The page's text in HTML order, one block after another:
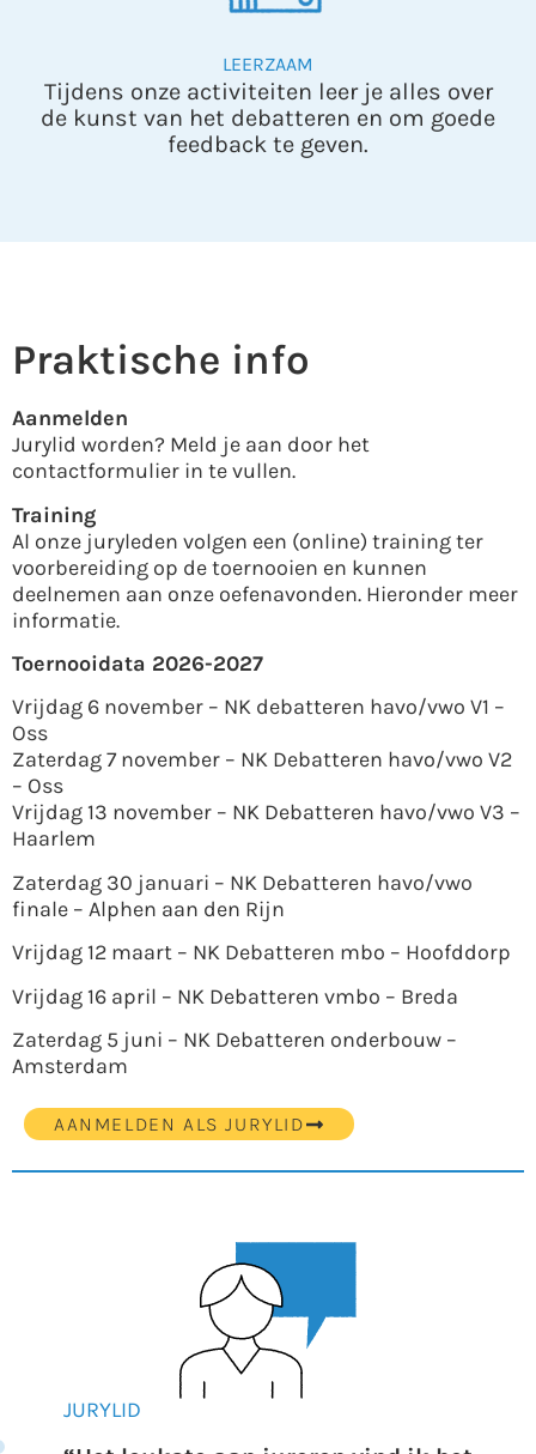
LEERZAAM
Tijdens onze activiteiten leer je alles over
de kunst van het debatteren en om goede
feedback te geven.
Praktische info
Aanmelden
Jurylid worden? Meld je aan door het
contactformulier in te vullen.
Training
Al onze juryleden volgen een (online) training ter
voorbereiding op de toernooien en kunnen
deelnemen aan onze oefenavonden. Hieronder meer
informatie.
Toernooidata 2026-2027
Vrijdag 6 november – NK debatteren havo/vwo V1 –
Oss
Zaterdag 7 november – NK Debatteren havo/vwo V2
– Oss
Vrijdag 13 november – NK Debatteren havo/vwo V3 –
Haarlem
Zaterdag 30 januari – NK Debatteren havo/vwo
finale – Alphen aan den Rijn
Vrijdag 12 maart – NK Debatteren mbo – Hoofddorp
Vrijdag 16 april – NK Debatteren vmbo – Breda
Zaterdag 5 juni – NK Debatteren onderbouw –
Amsterdam
AANMELDEN ALS JURYLID
JURYLID